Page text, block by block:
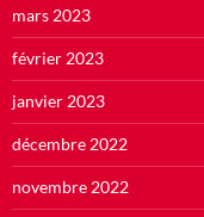
mars 2023
février 2023
janvier 2023
décembre 2022
novembre 2022